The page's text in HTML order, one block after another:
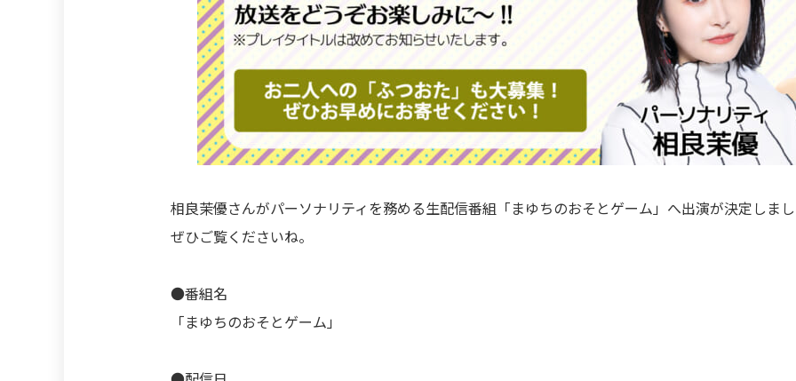
相良茉優さんがパーソナリティを務める生配信番組「まゆちのおそとゲーム」へ出演が決定しま
ぜひご覧くださいね。
●番組名
「まゆちのおそとゲーム」